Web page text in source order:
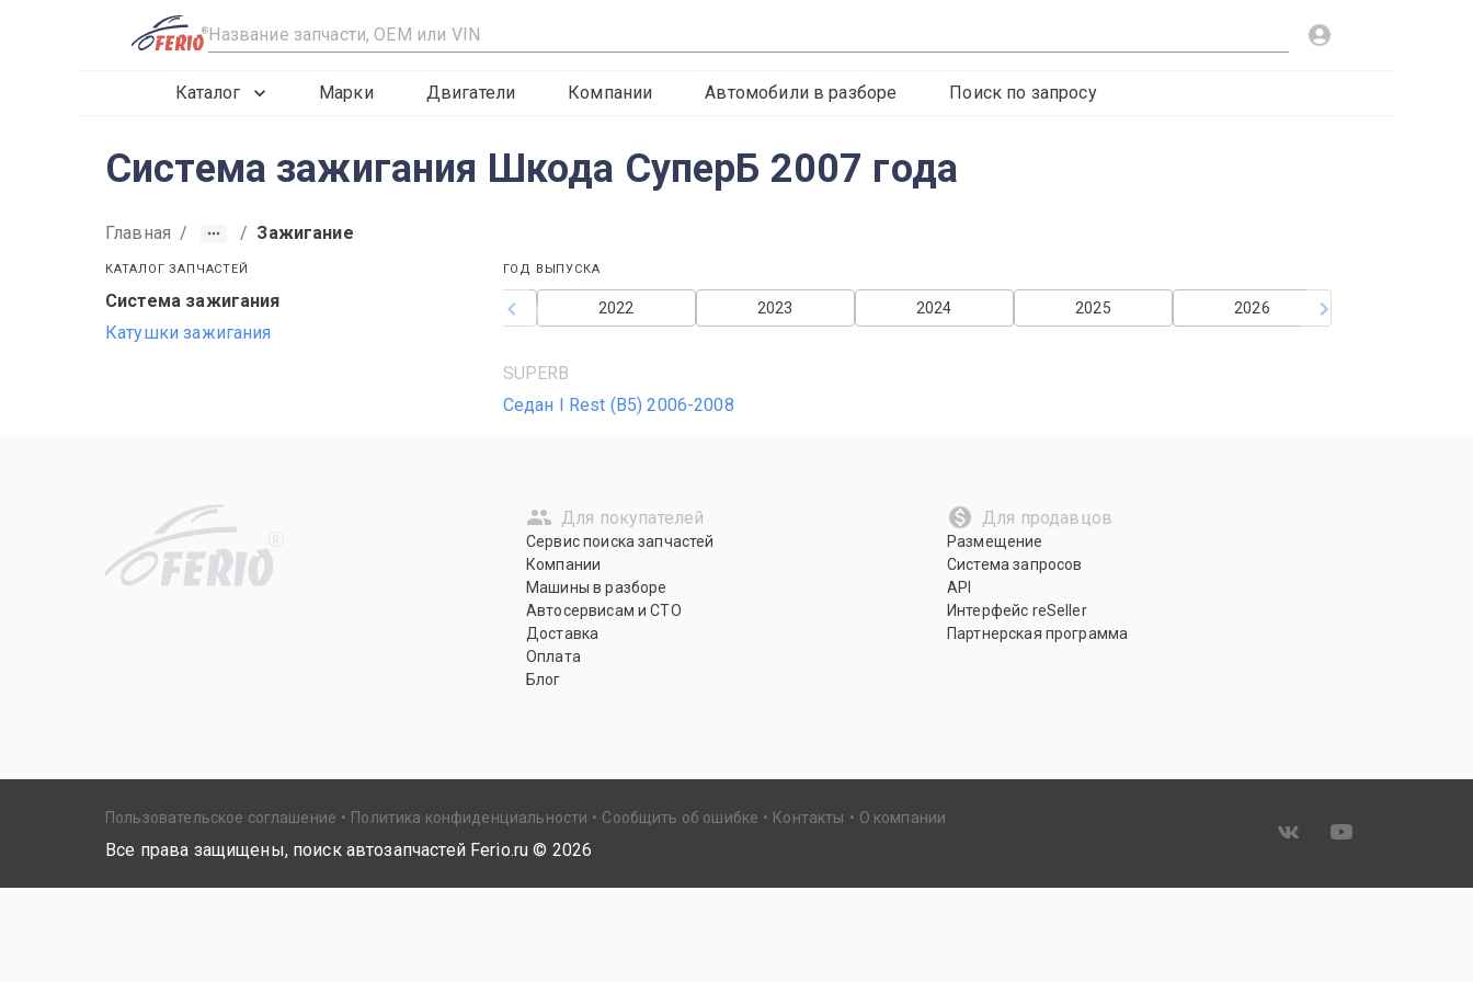
R
Каталог Марки Двигатели Компании Автомобили в разборе Поиск по запросу
Система зажигания Шкода СуперБ 2007 года
Главная / / Зажигание
КАТАЛОГ ЗАПЧАСТЕЙ
Система зажигания
Катушки зажигания
ГОД ВЫПУСКА
2026
2025
2024
2023
2022
2019
SUPERB
Седан I Rest (B5) 2006-2008
R
Для покупателей
Сервис поиска запчастей
Компании
Машины в разборе
Автосервисам и СТО
Доставка
Оплата
Блог
Для продавцов
Размещение
Система запросов
API
Интерфейс reSeller
Партнерская программа
Пользовательское соглашение Политика конфиденциальности Сообщить об ошибке Контакты О компании
Все права защищены, поиск автозапчастей Ferio.ru © 2026